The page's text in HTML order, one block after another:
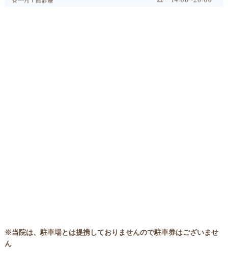
※当院は、駐車場とは提携しておりませんので駐車券はございませ
ん